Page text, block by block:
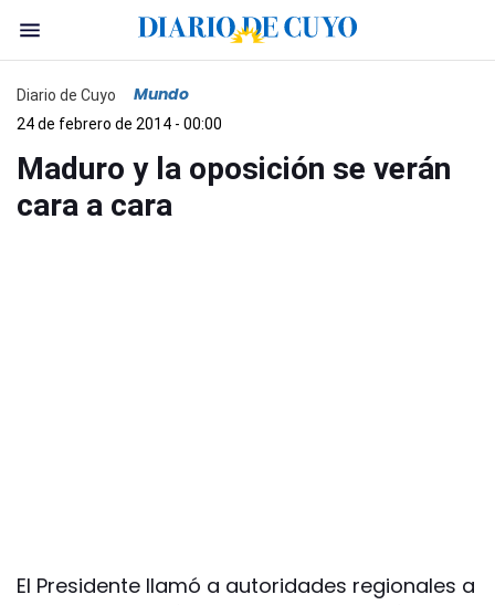
Diario de Cuyo Mundo
24 de febrero de 2014 - 00:00
Maduro y la oposición se verán
cara a cara
El Presidente llamó a autoridades regionales a